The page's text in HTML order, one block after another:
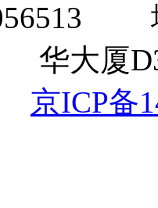
华大厦
京ICP备